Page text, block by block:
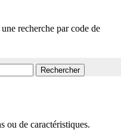
recherche par code de
Rechercher
ou de caractéristiques.